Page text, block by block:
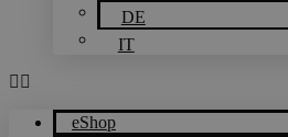
DE
IT
eShop